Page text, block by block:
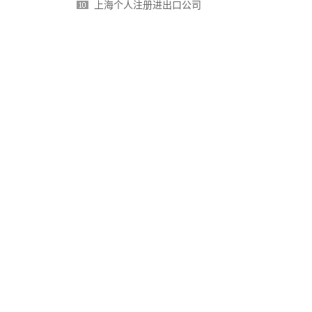
上海个人注册进出口公司